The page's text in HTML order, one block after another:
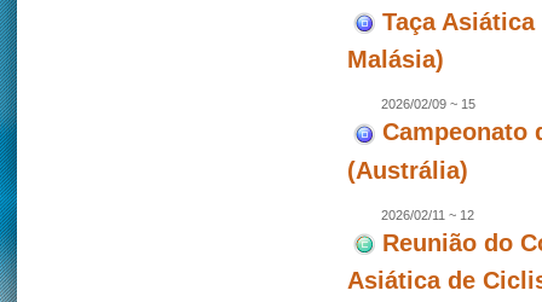
Taça
Malásia)
2026/02/09 ~ 15
Campeonato
(Austrália)
2026/02/11 ~ 12
Reunião do
Asiática de